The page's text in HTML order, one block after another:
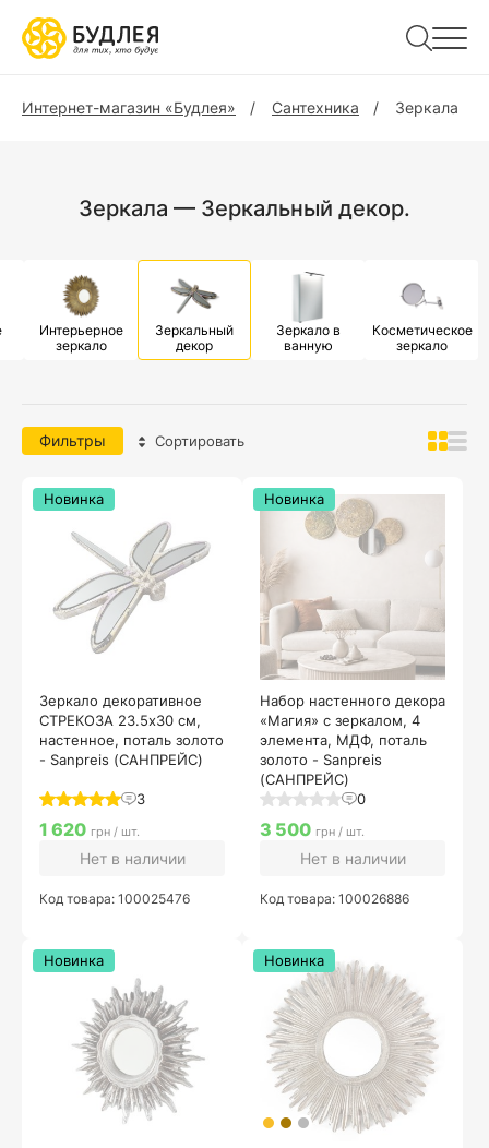
Интернет-магазин «Будлея» Сантехника Зеркала
Зеркала — Зеркальный декор.
Интерьерное
зеркало
Зеркальный
декор
Зеркало в
ванную
Косметическое
зеркало
Фильтры Сортировать
Зеркало декоративное
СТРЕКОЗА 23.5х30 см,
настенное, поталь золото
- Sanpreis (САНПРЕЙС)
3
Новинка
1 620 грн / шт.
Нет в наличии
Код товара: 100025476
Набор настенного декора
«Магия» с зеркалом, 4
элемента, МДФ, поталь
золото - Sanpreis
(САНПРЕЙС)
0
Новинка
3 500 грн / шт.
Нет в наличии
Код товара: 100026886
Новинка Новинка